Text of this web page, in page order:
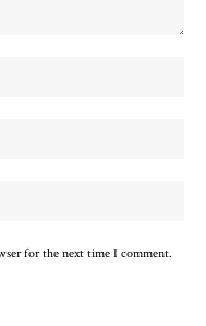
for the next time I comment.